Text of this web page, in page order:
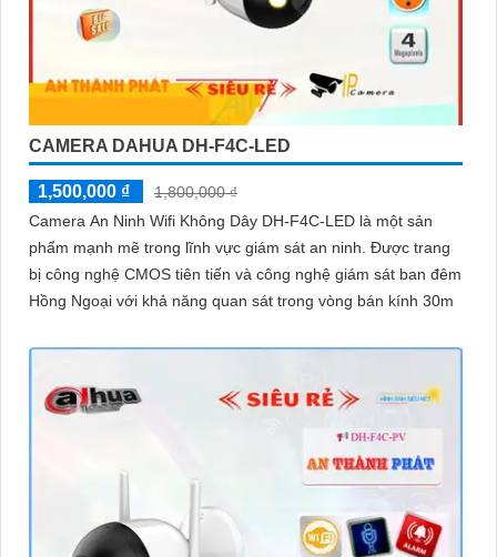
CAMERA DAHUA DH-F4C-LED
1,500,000 ₫
1,800,000 ₫
Camera An Ninh Wifi Không Dây DH-F4C-LED là một sản
phẩm mạnh mẽ trong lĩnh vực giám sát an ninh. Được trang
bị công nghệ CMOS tiên tiến và công nghệ giám sát ban đêm
Hồng Ngoại với khả năng quan sát trong vòng bán kính 30m